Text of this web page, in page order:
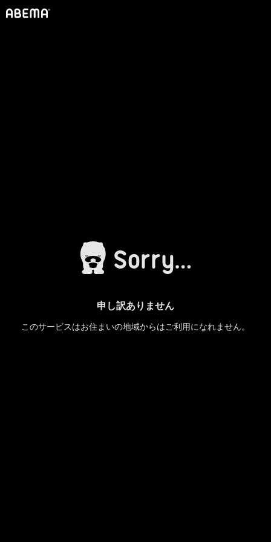
申し訳ありません
このサービスはお住まいの地域からはご利用になれません。